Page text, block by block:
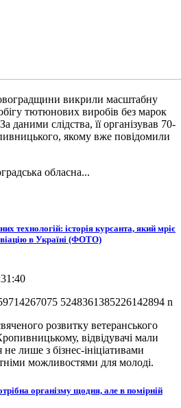
викрили масштабну
тютюнових виробів без марок
даними слідства, її організував 70-
якому вже повідомили
обласна...
технологій: історія курсанта, який мріє
в Україні (ФОТО)
розвитку ветеранського
відвідувачі мали
лише з бізнес-ініціативами
можливостями для молоді.
організму щодня, але в помірній